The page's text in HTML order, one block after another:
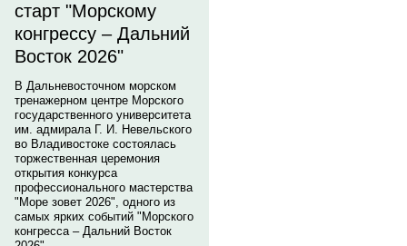
старт "Морскому
конгрессу – Дальний
Восток 2026"
В Дальневосточном морском
тренажерном центре Морского
государственного университета
им. адмирала Г. И. Невельского
во Владивостоке состоялась
торжественная церемония
открытия конкурса
профессионального мастерства
"Море зовет 2026", одного из
самых ярких событий "Морского
конгресса – Дальний Восток